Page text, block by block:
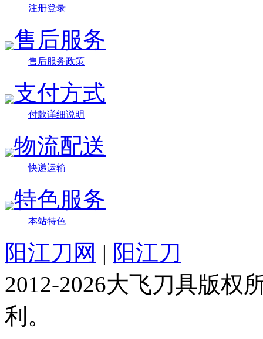
注册登录
售后服务
售后服务政策
支付方式
付款详细说明
物流配送
快递运输
特色服务
本站特色
阳江刀网 | 阳江刀
2012-2026大飞刀具版权
利。